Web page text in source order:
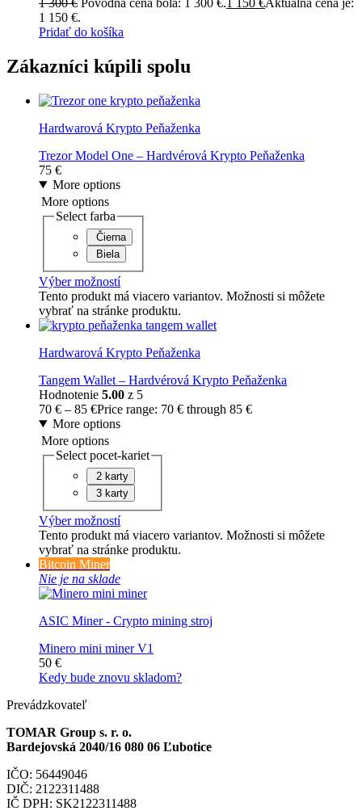
1 300€ Pôvodná cena bola: 1 300 €. 1 150 €Aktuálna cena je:
1 150 €.
Pridať do košíka
Zákazníci kúpili spolu
Hardwarová Krypto Peňaženka
Trezor Model One – Hardvérová Krypto Peňaženka
75 €
More options
More options
Select farba
Čierna
Biela
Výber možností
Tento produkt má viacero variantov. Možnosti si môžete
vybrať na stránke produktu.
Hardwarová Krypto Peňaženka
Tangem Wallet – Hardvérová Krypto Peňaženka
Hodnotenie 5.00 z 5
70 € – 85 €Price range: 70 € through 85 €
More options
More options
Select pocet-kariet
2 karty
3 karty
Výber možností
Tento produkt má viacero variantov. Možnosti si môžete
vybrať na stránke produktu.
Bitcoin Miner
Nie je na sklade
ASIC Miner - Crypto mining stroj
Minero mini miner V1
50 €
Kedy bude znovu skladom?
Prevádzkovateľ
TOMAR Group s. r. o.
Bardejovská 2040/16 080 06 Ľubotice
IČO: 56449046
DIČ: 2122311488
IČ DPH: SK2122311488